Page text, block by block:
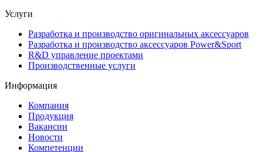
Услуги
Разработка и производство оригинальных аксессуаров
Разработка и производство аксессуаров Power&Sport
R&D управление проектами
Производственные услуги
Информация
Компания
Продукция
Вакансии
Новости
Компетенции